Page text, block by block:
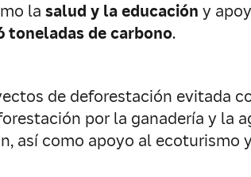
la salud y la educación y
toneladas de carbono.
de deforestación evitada
por la ganadería y la
así como apoyo al ecoturismo